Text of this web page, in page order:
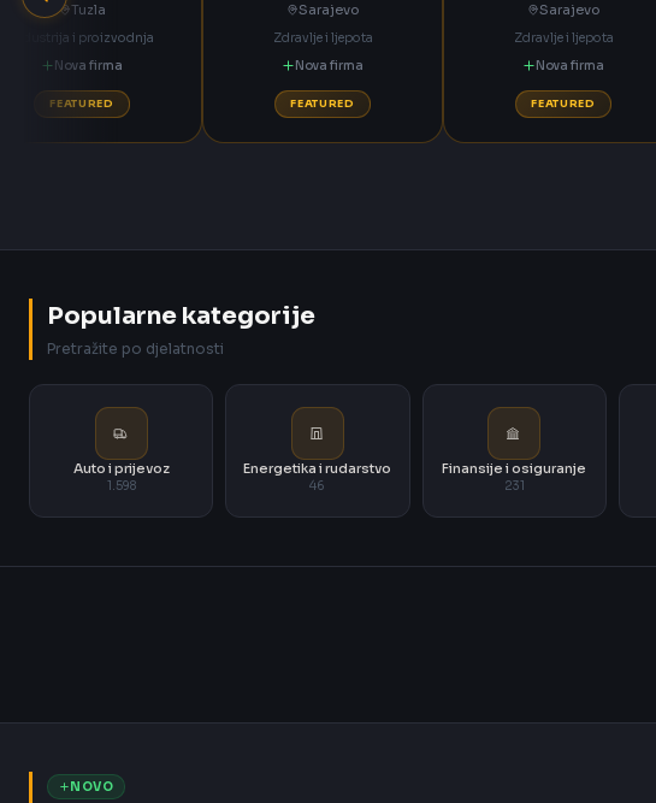
Tuzla
Industrija i proizvodnja
Nova firma
FEATURED
Sarajevo
Zdravlje i ljepota
Nova firma
FEATURED
Sarajevo
Zdravlje i ljepota
Nova firma
FEATURED
Popularne kategorije
Pretražite po djelatnosti
Auto i prijevoz
1.598
Energetika i rudarstvo
46
Finansije i osiguranje
231
NOVO